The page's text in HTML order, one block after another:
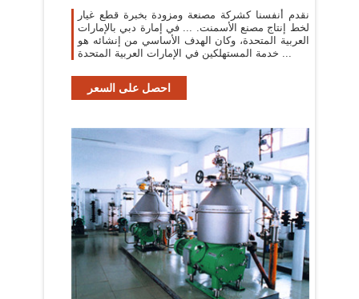
نقدم أنفسنا كشركة مصنعة ومزودة بخبرة قطع غيار
لخط إنتاج مصنع الأسمنت. ... في إمارة دبي بالإمارات
العربية المتحدة، وكان الهدف الأساسي من إنشائه هو
خدمة المستهلكين في الإمارات العربية المتحدة ...
احصل على السعر